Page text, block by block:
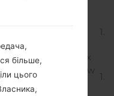
Android 6.0.x
Marshmallow
більше,
цього